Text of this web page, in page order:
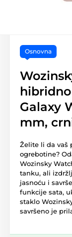
Osnovna
Galaxy
mm,
Želite li da vaš
ogrebotine?
Wozinsky
tanku, ali
jasnoću i
funkcije sata,
staklo
savršeno je